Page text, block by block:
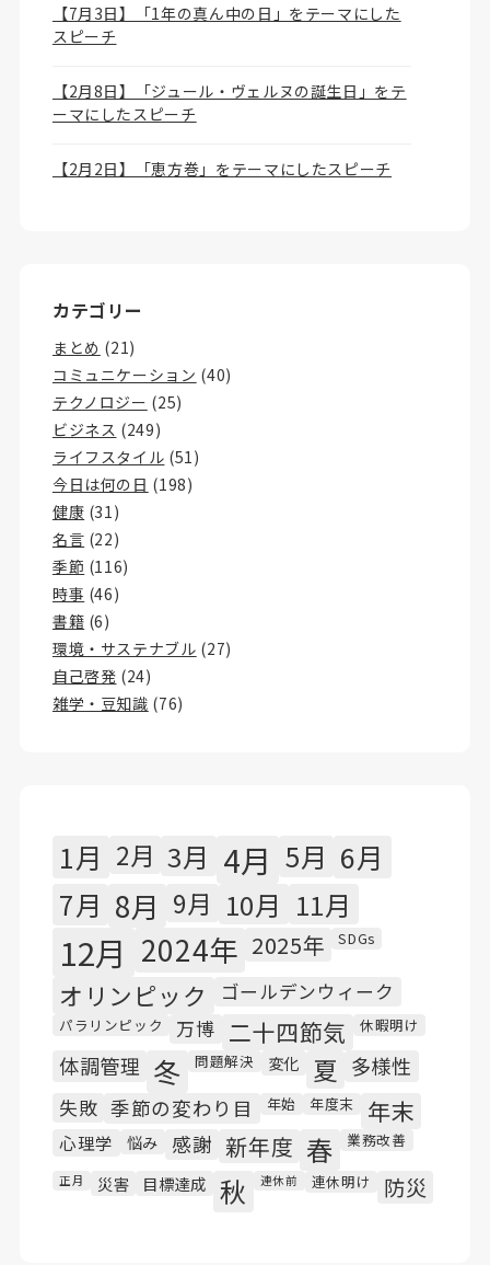
【7月3日】「1年の真ん中の日」をテーマにした
スピーチ
【2月8日】「ジュール・ヴェルヌの誕生日」をテ
ーマにしたスピーチ
【2月2日】「恵方巻」をテーマにしたスピーチ
カテゴリー
まとめ (21)
コミュニケーション (40)
テクノロジー (25)
ビジネス (249)
ライフスタイル (51)
今日は何の日 (198)
健康 (31)
名言 (22)
季節 (116)
時事 (46)
書籍 (6)
環境・サステナブル (27)
自己啓発 (24)
雑学・豆知識 (76)
1月 2月 3月 4月 5月 6月
7月 8月 9月 10月 11月
12月 2024年 2025年 SDGs
オリンピック ゴールデンウィーク
パラリンピック 万博 二十四節気 休暇明け
体調管理 冬 問題解決 変化 夏 多様性
失敗 季節の変わり目 年始 年度末 年末
心理学 悩み 感謝 新年度 春 業務改善
正月 災害 目標達成 秋 連休前 連休明け 防災